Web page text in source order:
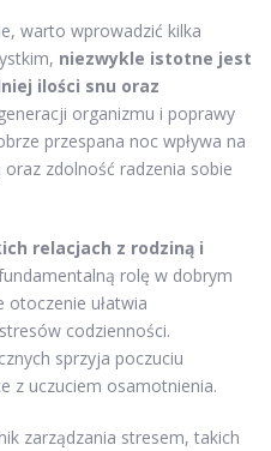
warto wprowadzić kilka
niezwykle istotne jest
ilości snu oraz
organizmu i poprawy
przespana noc wpływa na
zdolność radzenia sobie
relacjach z rodziną i
rolę w dobrym
otoczenie ułatwia
codzienności.
sprzyja poczuciu
z uczuciem osamotnienia.
zarządzania stresem, takich